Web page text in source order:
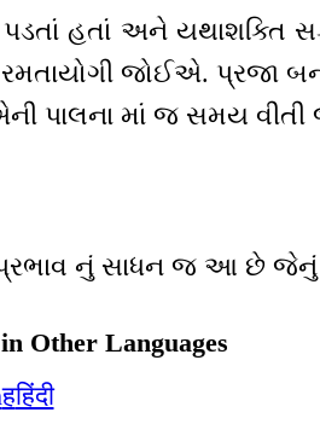
પડતાં હતાં અને યથાશક્તિ
જોઈએ. પ્રજા
પાલના માં જ સમય
નું સાધન જ આ છે જેનું
Other Languages
हहिंदी